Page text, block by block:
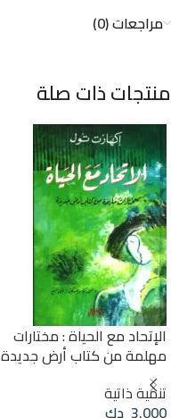
مراجعات (0)
منتجات ذات صلة
الإتحاد مع الحياة : مختارات
مهلمة من كتاب أرض جديدة
تنمية ذاتية